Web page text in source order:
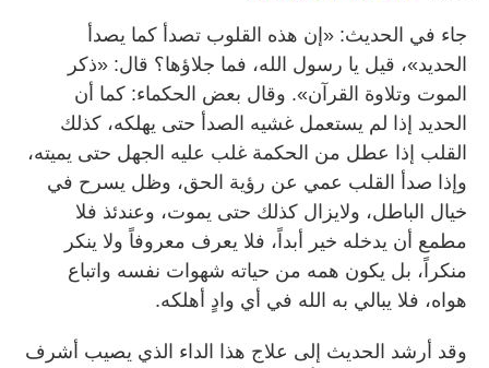
جاء في الحديث: «إن هذه القلوب تصدأ كما يصدأ
الحديد»، قيل يا رسول الله، فما جلاؤها؟ قال: «ذكر
الموت وتلاوة القرآن». وقال بعض الحكماء: كما أن
الحديد إذا لم يستعمل غشيه الصدأ حتى يهلكه، كذلك
القلب إذا عطل من الحكمة غلب عليه الجهل حتى يميته،
وإذا صدأ القلب عمي عن رؤية الحق، وظل يسرح في
خيال الباطل، ولايزال كذلك حتى يموت، وعندئذ فلا
مطمع أن يدخله خير أبداً، فلا يعرف معروفاً ولا ينكر
منكراً، بل يكون همه من حياته شهوات نفسه واتباع
هواه، فلا يبالي به الله في أي وادٍ أهلكه.
وقد أرشد الحديث إلى علاج هذا الداء الذي يصيب أشرف